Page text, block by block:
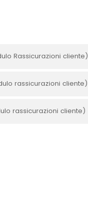
Rassicurazioni cliente)
rassicurazioni cliente)
rassicurazioni cliente)